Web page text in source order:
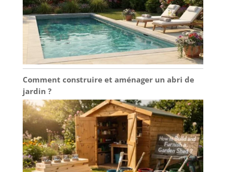
Comment construire et aménager un abri de
jardin ?